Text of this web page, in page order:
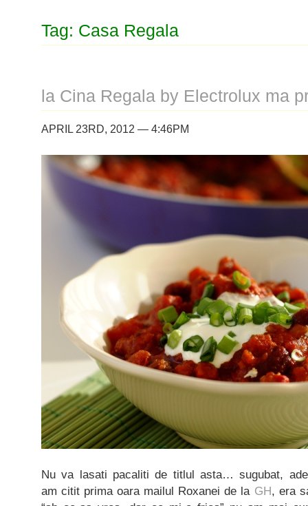
Tag: Casa Regala
la Cina Regala by Electrolux ma
APRIL 23RD, 2012 — 4:46PM
Nu va lasati pacaliti de titlul asta… sugubat,
am citit prima oara mailul Roxanei de la GH, era